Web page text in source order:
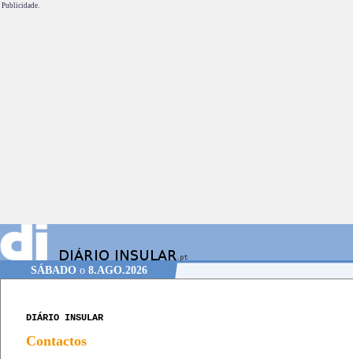
Publicidade.
SÁBADOo 8.AGO.2026
DIÁRIO INSULAR
Contactos